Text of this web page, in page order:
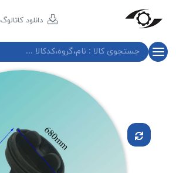
دانلود کاتالوگ